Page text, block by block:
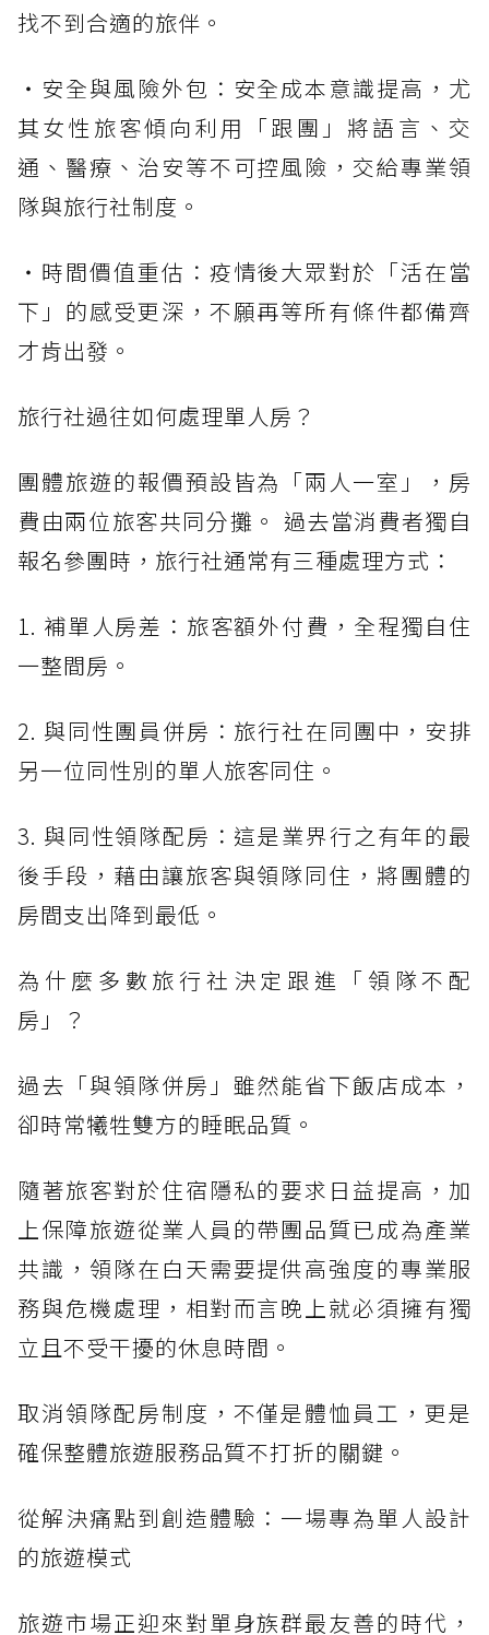
找不到合適的旅伴。
・安全與風險外包：安全成本意識提高，尤
其女性旅客傾向利用「跟團」將語言、交
通、醫療、治安等不可控風險，交給專業領
隊與旅行社制度。
・時間價值重估：疫情後大眾對於「活在當
下」的感受更深，不願再等所有條件都備齊
才肯出發。
旅行社過往如何處理單人房？
團體旅遊的報價預設皆為「兩人一室」，房
費由兩位旅客共同分攤。 過去當消費者獨自
報名參團時，旅行社通常有三種處理方式：
1. 補單人房差：旅客額外付費，全程獨自住
一整間房。
2. 與同性團員併房：旅行社在同團中，安排
另一位同性別的單人旅客同住。
3. 與同性領隊配房：這是業界行之有年的最
後手段，藉由讓旅客與領隊同住，將團體的
房間支出降到最低。
為什麼多數旅行社決定跟進「領隊不配
房」？
過去「與領隊併房」雖然能省下飯店成本，
卻時常犧牲雙方的睡眠品質。
隨著旅客對於住宿隱私的要求日益提高，加
上保障旅遊從業人員的帶團品質已成為產業
共識，領隊在白天需要提供高強度的專業服
務與危機處理，相對而言晚上就必須擁有獨
立且不受干擾的休息時間。
取消領隊配房制度，不僅是體恤員工，更是
確保整體旅遊服務品質不打折的關鍵。
從解決痛點到創造體驗：一場專為單人設計
的旅遊模式
旅遊市場正迎來對單身族群最友善的時代，